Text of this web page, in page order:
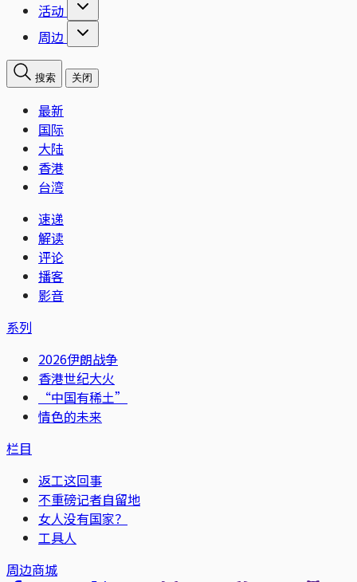
活动
周边
搜索 关闭
最新
国际
大陆
香港
台湾
速递
解读
评论
播客
影音
系列
2026伊朗战争
香港世纪大火
“中国有稀土”
情色的未来
栏目
返工这回事
不重磅记者自留地
女人没有国家？
工具人
周边商城